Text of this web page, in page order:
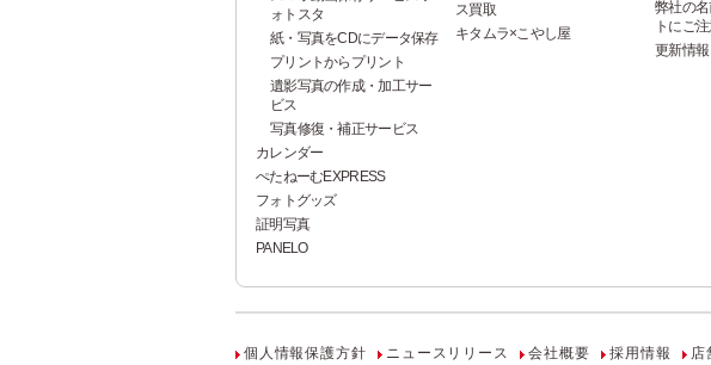
ォトスタ
紙・写真をCDにデータ保存
プリントからプリント
遺影写真の作成・加工サー
ビス
写真修復・補正サービス
カレンダー
ぺたねーむEXPRESS
フォトグッズ
証明写真
PANELO
ス買取
キタムラ×こやし屋
弊社の
トにご
更新情報
個人情報保護方針 ニュースリリース 会社概要 採用情報 店